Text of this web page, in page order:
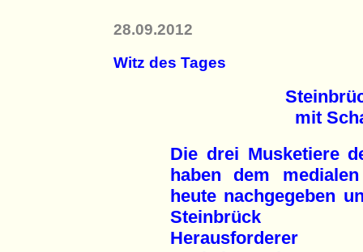
28.09.2012
Witz des Tages
mit
Die drei Musketiere
haben dem
heute nachgegeben
Herausforderer